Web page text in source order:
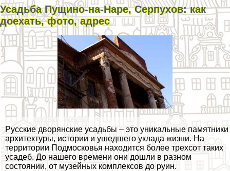
Усадьба Пущино-на-Наре, Серпухов: как
доехать, фото, адрес
Русские дворянские усадьбы – это уникальные памятники
архитектуры, истории и ушедшего уклада жизни. На
территории Подмосковья находится более трехсот таких
усадеб. До нашего времени они дошли в разном
состоянии, от музейных комплексов до руин.